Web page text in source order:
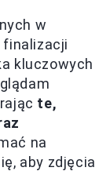
w
finalizacji
kluczowych
te,
na
aby zdjęcia